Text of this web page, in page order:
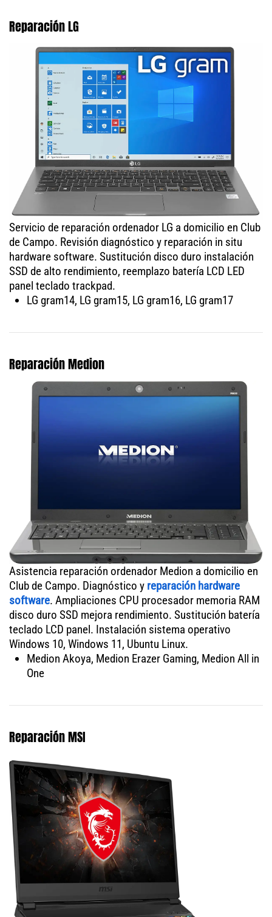
Reparación LG
Servicio de reparación ordenador LG a domicilio en Club
de Campo. Revisión diagnóstico y reparación in situ
hardware software. Sustitución disco duro instalación
SSD de alto rendimiento, reemplazo batería LCD LED
panel teclado trackpad.
LG gram14, LG gram15, LG gram16, LG gram17
Reparación Medion
Asistencia reparación ordenador Medion a domicilio en
Club de Campo. Diagnóstico y reparación hardware
software. Ampliaciones CPU procesador memoria RAM
disco duro SSD mejora rendimiento. Sustitución batería
teclado LCD panel. Instalación sistema operativo
Windows 10, Windows 11, Ubuntu Linux.
Medion Akoya, Medion Erazer Gaming, Medion All in
One
Reparación MSI